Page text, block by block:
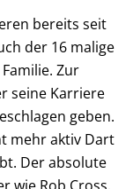
bereits seit
der 16 malige
Zur
seine Karriere
geben.
mehr aktiv Dart
Der absolute
wie Rob Cross,